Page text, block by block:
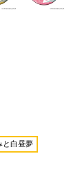
と白昼夢